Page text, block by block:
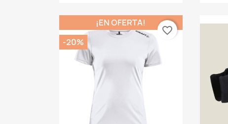
¡EN OFERTA!
-20%
favorite_border